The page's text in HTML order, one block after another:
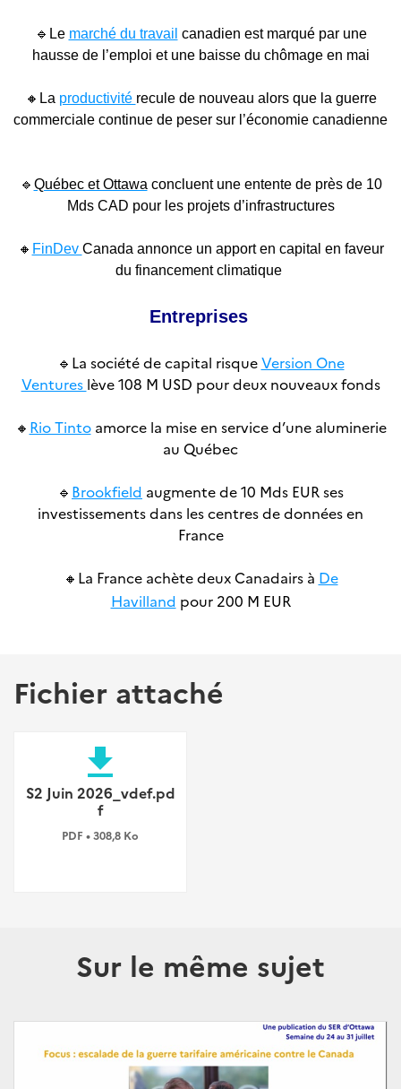
🔹 Le marché du travail canadien est marqué par une
hausse de l’emploi et une baisse du chômage en mai
🔸 La productivité recule de nouveau alors que la guerre
commerciale continue de peser sur l’économie canadienne
🔹 Québec et Ottawa concluent une entente de près de 10
Mds CAD pour les projets d’infrastructures
🔸 FinDev Canada annonce un apport en capital en faveur
du financement climatique
Entreprises
🔹 La société de capital risqueVersion One
Ventures lève 108 M USD pour deux nouveaux fonds
🔸 Rio Tintoamorce la mise en service d’une aluminerie
au Québec
🔹 Brookfield augmente de 10 Mds EUR ses
investissements dans les centres de données en
France
🔸 La France achète deux Canadairs à De
Havilland pour 200 M EUR
Fichier attaché
file_download
S2 Juin 2026_vdef.pd
f
PDF • 308,8 Ko
Sur le même sujet